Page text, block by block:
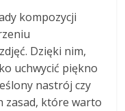
kompozycji
Dzięki nim,
uchwycić piękno
nastrój czy
zasad, które warto